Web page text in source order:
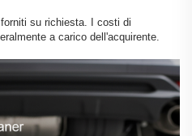
su richiesta. I costi di
a carico dell'acquirente.